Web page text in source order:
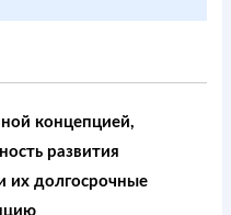
концепцией,
развития
их долгосрочные